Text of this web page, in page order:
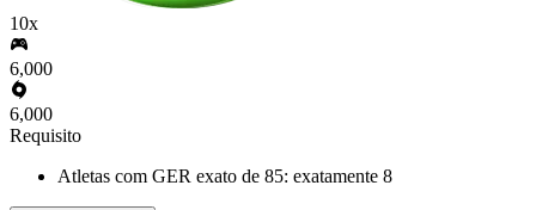
10x
6,000
6,000
Requisito
Atletas com GER exato de 85: exatamente 8